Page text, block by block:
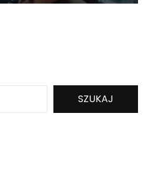
SZUKAJ